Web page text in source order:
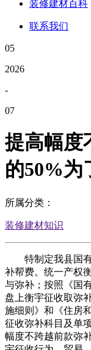
装修建材百科
联系我们
05
2026
-
07
提高幅度
的50%为
所属分类：
装修建材知识
特制定我县国有
补帮费。统一产权
与弥补；按照《国
盘上衡宇征收取弥
施细则》和《住房
征收弥补科目及单
幅度不跨越前款弥